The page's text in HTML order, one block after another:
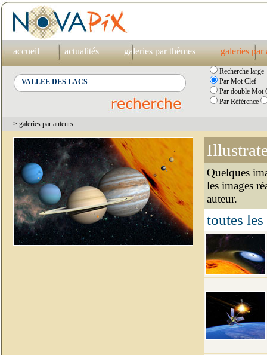
accueil actualités galeries par thèmes galeries par
Recherche large
Par Mot Clef
Par double Mot
Par Référence
> galeries par auteurs
Quelques
les images
auteur.
toutes